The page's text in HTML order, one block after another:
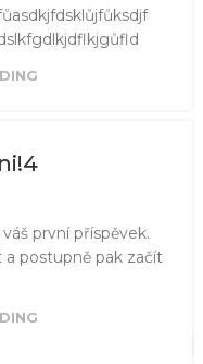
první příspěvek.
postupně pak začít